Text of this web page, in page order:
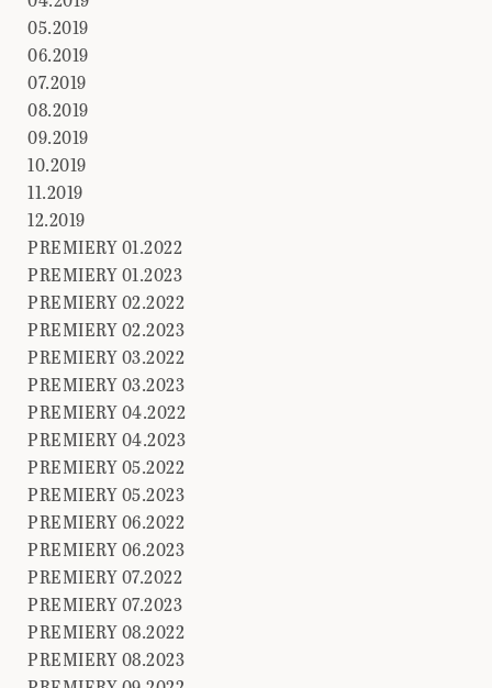
05.2019
06.2019
07.2019
08.2019
09.2019
10.2019
11.2019
12.2019
PREMIERY 01.2022
PREMIERY 01.2023
PREMIERY 02.2022
PREMIERY 02.2023
PREMIERY 03.2022
PREMIERY 03.2023
PREMIERY 04.2022
PREMIERY 04.2023
PREMIERY 05.2022
PREMIERY 05.2023
PREMIERY 06.2022
PREMIERY 06.2023
PREMIERY 07.2022
PREMIERY 07.2023
PREMIERY 08.2022
PREMIERY 08.2023